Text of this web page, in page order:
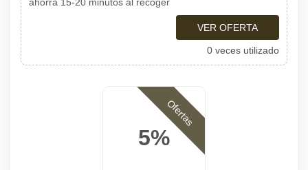
VER OFERTA
0 veces utilizado
5%
Ofertas